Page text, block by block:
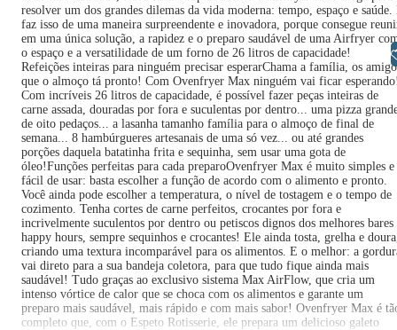
resolver um dos grandes dilemas da vida moderna: tempo, espaço e saúde.
faz isso de uma maneira surpreendente e inovadora, porque consegue
em uma única solução, a rapidez e o preparo saudável de uma Airfryer
o espaço e a versatilidade de um forno de 26 litros de capacidade!
Refeições inteiras para ninguém precisar esperarChama a família, os
que o almoço tá pronto! Com Ovenfryer Max ninguém vai ficar
Com incríveis 26 litros de capacidade, é possível fazer peças inteiras de
carne assada, douradas por fora e suculentas por dentro... uma pizza
de oito pedaços... a lasanha tamanho família para o almoço de final de
semana... 8 hambúrgueres artesanais de uma só vez... ou até grandes
porções daquela batatinha frita e sequinha, sem usar uma gota de
óleo!Funções perfeitas para cada preparoOvenfryer Max é muito simples e
fácil de usar: basta escolher a função de acordo com o alimento e pronto.
Você ainda pode escolher a temperatura, o nível de tostagem e o tempo de
cozimento. Tenha cortes de carne perfeitos, crocantes por fora e
incrivelmente suculentos por dentro ou petiscos dignos dos melhores bares
happy hours, sempre sequinhos e crocantes! Ele ainda tosta, grelha e
criando uma textura incomparável para os alimentos. E o melhor: a
vai direto para a sua bandeja coletora, para que tudo fique ainda mais
saudável! Tudo graças ao exclusivo sistema Max AirFlow, que cria um
intenso vórtice de calor que se choca com os alimentos e garante um
preparo mais saudável, mais rápido e com mais sabor! Ovenfryer Max é
completo que, com o Espeto Rotisserie, ele prepara um delicioso galeto
Libras